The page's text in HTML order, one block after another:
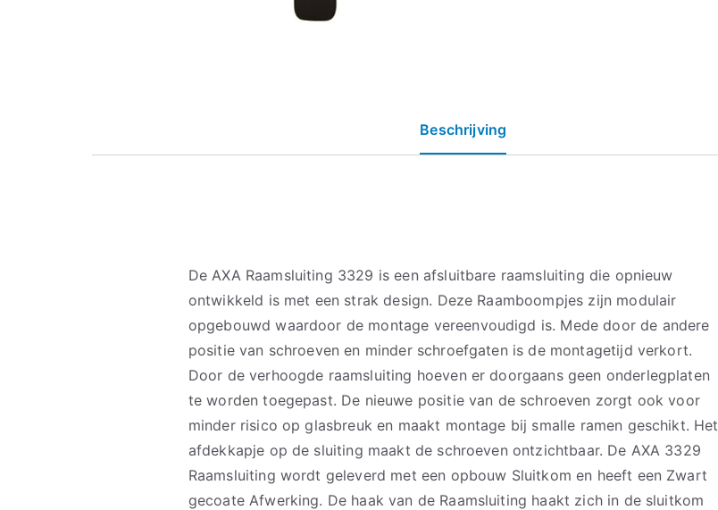
Beschrijving
De AXA Raamsluiting 3329 is een afsluitbare raamsluiting die opnieuw
ontwikkeld is met een strak design. Deze Raamboompjes zijn modulair
opgebouwd waardoor de montage vereenvoudigd is. Mede door de andere
positie van schroeven en minder schroefgaten is de montagetijd verkort.
Door de verhoogde raamsluiting hoeven er doorgaans geen onderlegplaten
te worden toegepast. De nieuwe positie van de schroeven zorgt ook voor
minder risico op glasbreuk en maakt montage bij smalle ramen geschikt. Het
afdekkapje op de sluiting maakt de schroeven ontzichtbaar. De AXA 3329
Raamsluiting wordt geleverd met een opbouw Sluitkom en heeft een Zwart
gecoate Afwerking. De haak van de Raamsluiting haakt zich in de sluitkom